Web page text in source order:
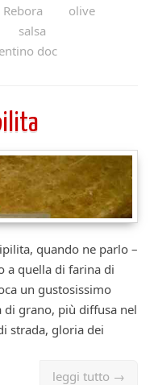
olive
salsa
doc
quando ne parlo –
a quella di farina di
un gustosissimo
di grano, più diffusa nel
strada, gloria dei
leggi tutto →